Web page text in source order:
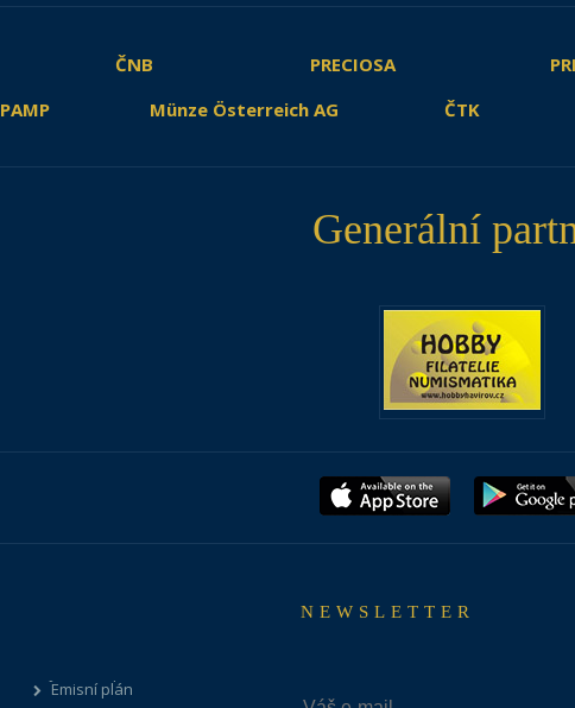
ČNB PRECIOSA
PAMP
Münze Österreich AG ČTK
Generální
Emisní plán
NEWSLETTER